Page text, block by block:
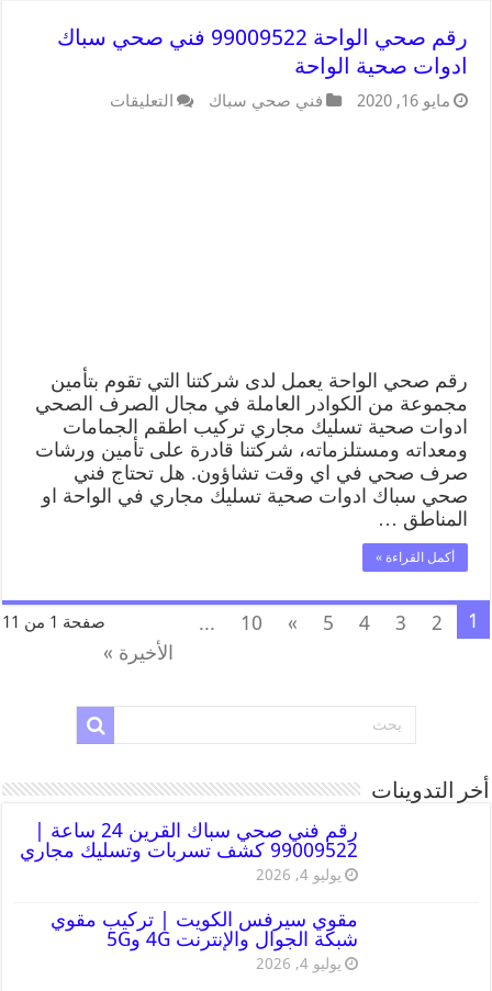
رقم صحي الواحة 99009522 فني صحي سباك
ادوات صحية الواحة
مايو 16, 2020 فني صحي سباك التعليقات
رقم صحي الواحة يعمل لدى شركتنا التي تقوم بتأمين
مجموعة من الكوادر العاملة في مجال الصرف الصحي
ادوات صحية تسليك مجاري تركيب اطقم الجمامات
ومعداته ومستلزماته، شركتنا قادرة على تأمين ورشات
صرف صحي في اي وقت تشاؤون. هل تحتاج فني
صحي سباك ادوات صحية تسليك مجاري في الواحة او
المناطق …
أكمل القراءة »
صفحة 1 من 11 1
2
3
4
5
»
10
...
الأخيرة »
أخر التدوينات
رقم فني صحي سباك القرين 24 ساعة |
99009522 كشف تسربات وتسليك مجاري
يوليو 4, 2026
مقوي سيرفس الكويت | تركيب مقوي
شبكة الجوال والإنترنت 4G و5G
يوليو 4, 2026